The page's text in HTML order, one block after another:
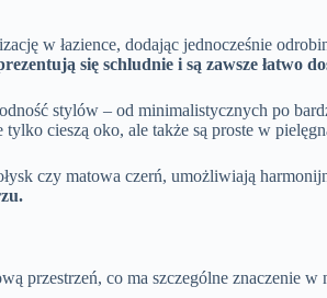
w łazience, dodając jednocześnie
się schludnie i są zawsze łatwo
stylów – od minimalistycznych po
tylko cieszą oko, ale także są proste w
czy matowa czerń, umożliwiają
przestrzeń, co ma szczególne znaczenie